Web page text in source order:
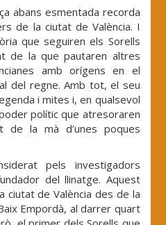
abans esmentada recorda
de la ciutat de València. I
que seguiren els Sorells
de la que pautaren altres
amb orígens en el
del regne. Amb tot, el seu
i mites i, en qualsevol
polític que atresoraren
de la mà d’unes poques
pels investigadors
del llinatge. Aquest
ciutat de València des de la
Empordà, al darrer quart